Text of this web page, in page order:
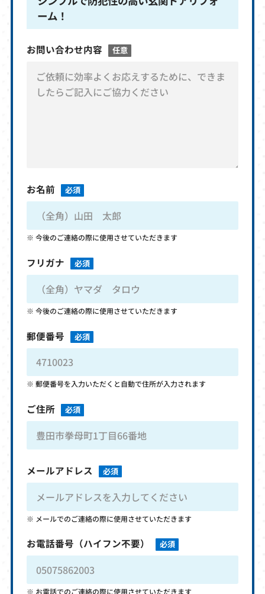
ーム！
お問い合わせ内容 任意
お名前 必須
今後のご連絡の際に使用させていただきます
フリガナ 必須
今後のご連絡の際に使用させていただきます
郵便番号 必須
郵便番号を入力いただくと自動で住所が入力されます
ご住所 必須
メールアドレス 必須
メールでのご連絡の際に使用させていただきます
お電話番号 （ハイフン不要） 必須
お電話でのご連絡の際に使用させていただきます